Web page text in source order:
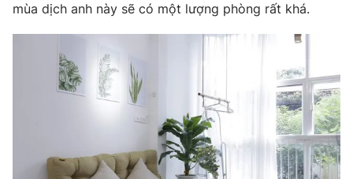
® Cấm sao chép dưới mọi hình thức nếu không có sự chấp
thuận bằng văn bản. Ghi rõ nguồn VTV.vn khi phát hành lại
mùa dịch anh này sẽ có một lượng phòng rất khá.